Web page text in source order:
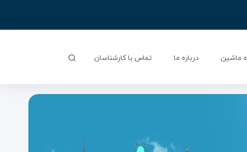
ماشین درباره ما تماس با کارشناسان